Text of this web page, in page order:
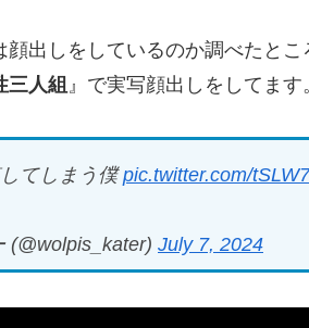
顔出しをしているのか調べたと
三人組 』で実写顔出しをしてます
てしまう僕pic.twitter.com/
July 7, 2024